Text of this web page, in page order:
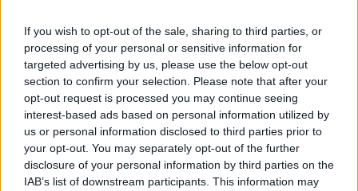
If you wish to opt-out of the sale, sharing to third parties, or
processing of your personal or sensitive information for
targeted advertising by us, please use the below opt-out
section to confirm your selection. Please note that after your
opt-out request is processed you may continue seeing
interest-based ads based on personal information utilized by
us or personal information disclosed to third parties prior to
your opt-out. You may separately opt-out of the further
disclosure of your personal information by third parties on the
IAB’s list of downstream participants. This information may